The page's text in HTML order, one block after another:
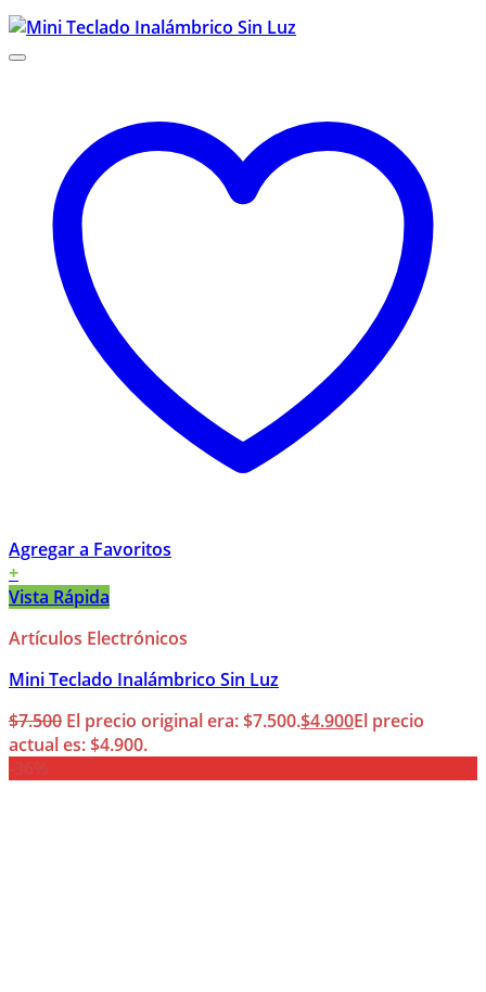
Agregar a Favoritos
+
Vista Rápida
Artículos Electrónicos
Mini Teclado Inalámbrico Sin Luz
$7.500 El precio original era: $7.500.$4.900El precio
actual es: $4.900.